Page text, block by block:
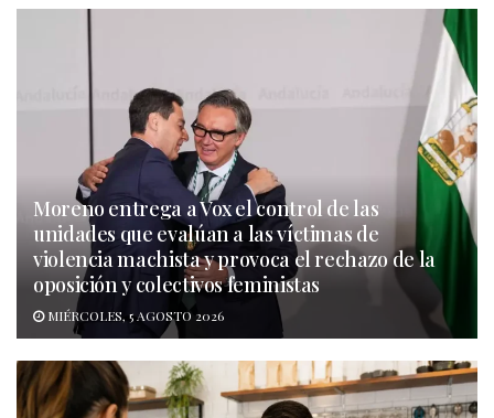
Moreno entrega a Vox el control de las
unidades que evalúan a las víctimas de
violencia machista y provoca el rechazo de la
oposición y colectivos feministas
MIÉRCOLES, 5 AGOSTO 2026